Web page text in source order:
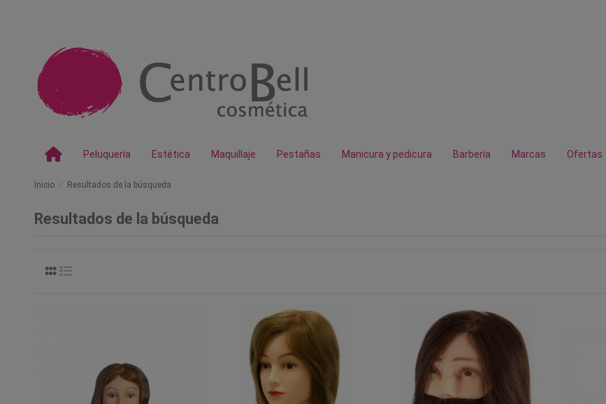
Peluquería Estética Maquillaje Pestañas Manicura y pedicura Barbería Marcas Ofertas
Inicio Resultados de la búsqueda
Resultados de la búsqueda